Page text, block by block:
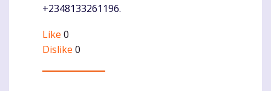
+2348133261196.
Like 0
Dislike 0